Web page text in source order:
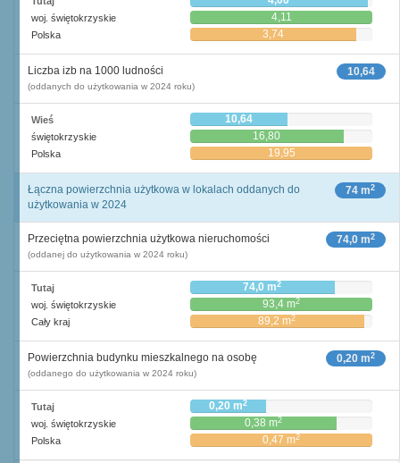
woj. świętokrzyskie 4,11
Polska 3,74
10,64
Liczba izb na 1000 ludności
(oddanych do użytkowania w 2024 roku)
Wieś 10,64
świętokrzyskie 16,80
Polska 19,95
74 m2
Łączna powierzchnia użytkowa w lokalach oddanych do
użytkowania w 2024
74,0 m2
Przeciętna powierzchnia użytkowa nieruchomości
(oddanej do użytkowania w 2024 roku)
Tutaj 74,0 m2
woj. świętokrzyskie 93,4 m2
Cały kraj 89,2 m2
0,20 m2
Powierzchnia budynku mieszkalnego na osobę
(oddanego do użytkowania w 2024 roku)
Tutaj 0,20 m2
woj. świętokrzyskie 0,38 m2
Polska 0,47 m2